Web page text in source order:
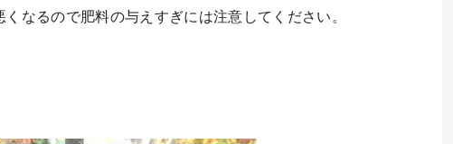
なるので肥料の与えすぎには注意してください。